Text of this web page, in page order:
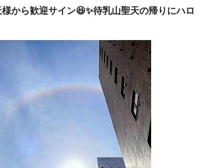
から歓迎サイン😆✨待乳山聖天の帰りにハロ